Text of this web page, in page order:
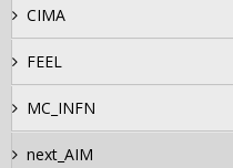
CIMA
FEEL
MC_INFN
next_AIM